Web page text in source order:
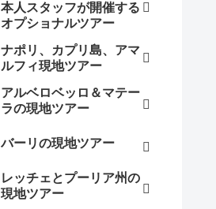
本人スタッフが開催する
オプショナルツアー
ナポリ、カプリ島、アマ
ルフィ現地ツアー
アルベロベッロ＆マテー
ラの現地ツアー
バーリの現地ツアー
レッチェとプーリア州の
現地ツアー